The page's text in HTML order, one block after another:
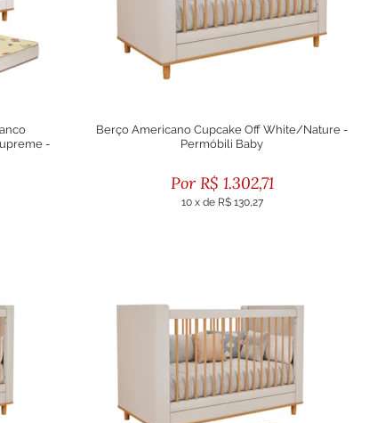
-
Berço Americano Cupcake Off White/Nature -
Permóbili Baby
R$ 1.302,71
10 x de R$ 130,27